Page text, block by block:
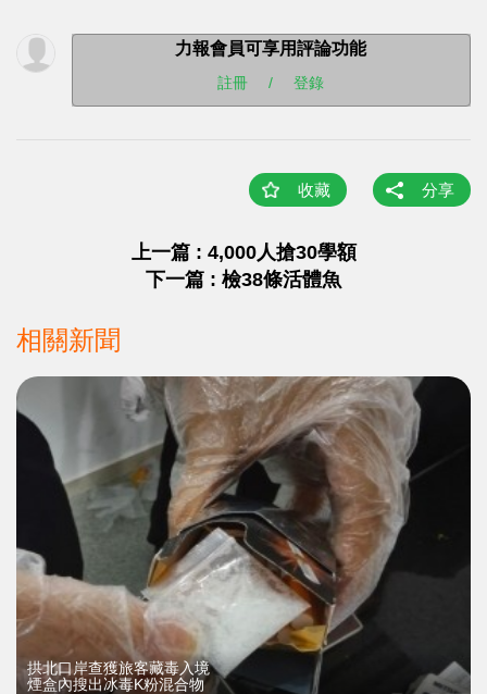
力報會員可享用評論功能
註冊 / 登錄
收藏 分享
上一篇 : 4,000人搶30學額
下一篇 : 檢38條活體魚
相關新聞
拱北口岸查獲旅客藏毒入境
煙盒內搜出冰毒K粉混合物